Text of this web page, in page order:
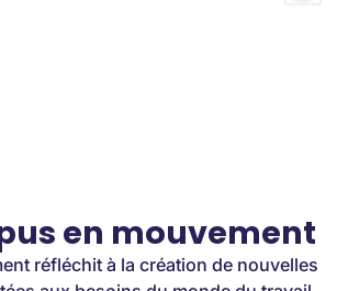
en mouvement
réfléchit à la création de nouvelles